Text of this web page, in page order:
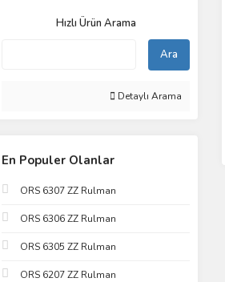
Hızlı Ürün Arama
Ara
Detaylı Arama
En Populer Olanlar
ORS 6307 ZZ Rulman
ORS 6306 ZZ Rulman
ORS 6305 ZZ Rulman
ORS 6207 ZZ Rulman